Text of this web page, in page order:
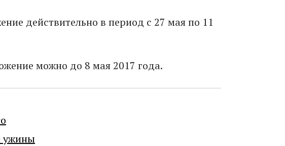
действительно в период с 27 мая по 11
можно до 8 мая 2017 года.
ужины